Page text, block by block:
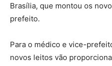
Brasília, que montou os
prefeito.
Para o médico e vice-
novos leitos vão